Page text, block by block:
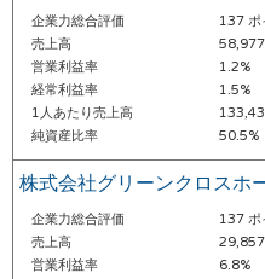
企業力総合評価
137 ポ
売上高
58,977
営業利益率
1.2%
経常利益率
1.5%
1人あたり売上高
純資産比率
50.5%
株式会社グリーンクロスホ
企業力総合評価
137 ポ
売上高
29,857
営業利益率
6.8%